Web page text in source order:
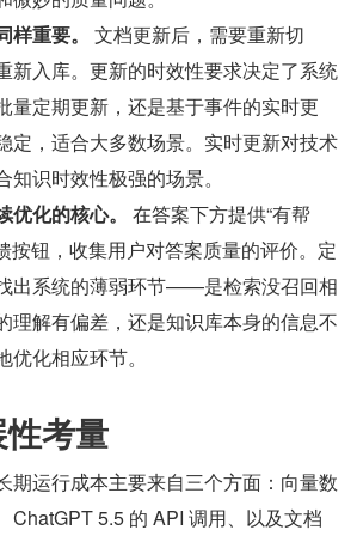
重要。
文档更新后，需要重新切
新入库。更新的时效性要求决定了系统
定期更新，还是基于事件的实时更
定，适合大多数场景。实时更新对技术
识时效性极强的场景。
化的核心。
在答案下方提供“有帮
按钮，收集用户对答案质量的评价。定
出系统的薄弱环节——是检索没召回相
理解有偏差，还是知识库本身的信息不
化相应环节。
考量
期运行成本主要来自三个方面：向量数
ChatGPT 5.5 的 API 调用、以及文档